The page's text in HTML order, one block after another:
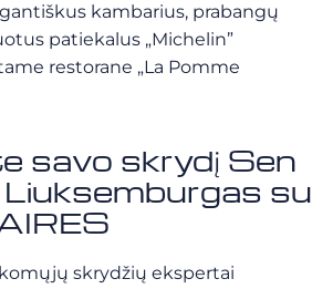
kambarius, prabangų
patiekalus „Michelin”
restorane „La Pomme
savo skrydį Sen
Liuksemburgas su
skrydžių ekspertai